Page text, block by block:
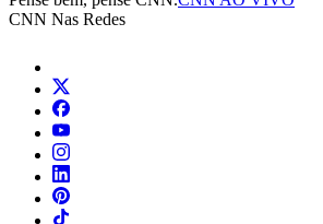
CNN Nas Redes